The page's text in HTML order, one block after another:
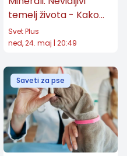
temelj života - Kako
nas istraživanje o
adekvatnoj ishrani
sopstvenom isceljenju
Svet Plus
ned, 24. maj | 20:49
Saveti za pse